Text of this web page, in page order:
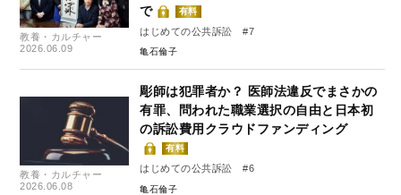
教養・カルチャー
2026.06.09
で
有料
はじめての公共訴訟 #7
亀石倫子
教養・カルチャー
2026.06.08
彫師は犯罪者か？ 医師法違反でまさかの
有罪、問われた職業選択の自由と日本初
の訴訟費用クラウドファンディング
有料
はじめての公共訴訟 #6
亀石倫子